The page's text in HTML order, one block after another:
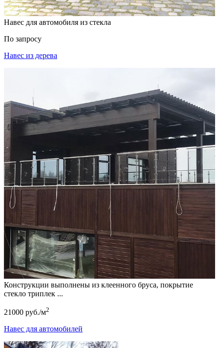
Навес для автомобиля из стекла
По запросу
Навес из дерева
Конструкции выполнены из клеенного бруса, покрытие
стекло триплек ...
21000 руб./м2
Навес для автомобилей